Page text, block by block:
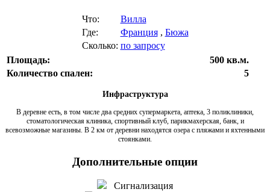
Что:
Вилла
Где:
Франция, Бюжа
Сколько: по запросу
Площадь:
500 кв.м.
Количество спален:
5
Инфраструктура
В деревне есть, в том числе два средних супермаркета, аптека, 3 поликлиники,
стоматологическая клиника, спортивный клуб, парикмахерская, банк, и
всевозможные магазины. В 2 км от деревни находятся озера с пляжами и яхтенными
стоянками.
Дополнительные опции
Сигнализация